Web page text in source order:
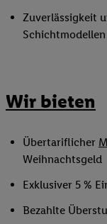
Zuverlässigkeit
Wir bieten
Übertariflicher
Weihnachtsgeld
Exklusiver 5 %
Bezahlte